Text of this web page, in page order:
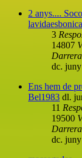
2 anys....
lavidaesbonica
3
14807
dc.
Ens hem de
Bel1983 dl.
11
19500
dc.